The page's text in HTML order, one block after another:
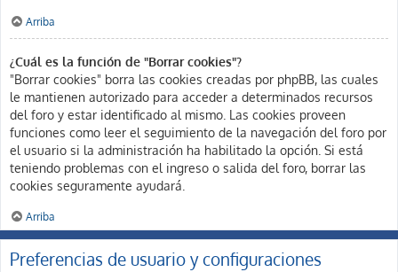
Arriba
¿Cuál es la función de "Borrar cookies"?
"Borrar cookies" borra las cookies creadas por phpBB, las cuales
le mantienen autorizado para acceder a determinados recursos
del foro y estar identificado al mismo. Las cookies proveen
funciones como leer el seguimiento de la navegación del foro por
el usuario si la administración ha habilitado la opción. Si está
teniendo problemas con el ingreso o salida del foro, borrar las
cookies seguramente ayudará.
Arriba
Preferencias de usuario y configuraciones